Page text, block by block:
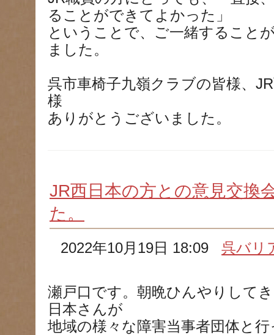
ることができてよかった」
ということで、ご一緒すること
ました。
呉市車椅子九嶺クラブの皆様、
様
ありがとうございました。
JR西日本の方との意見交換
た。
2022年10月19日 18:09呉バリ
瀬戸口です。朝晩ひんやりして
日本さんが
地域の様々な障害当事者団体と